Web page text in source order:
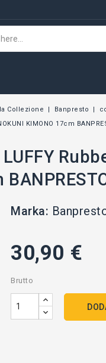
Collezione Banpresto
KIMONO 17cm
Marka:
30,90 €
Brutto